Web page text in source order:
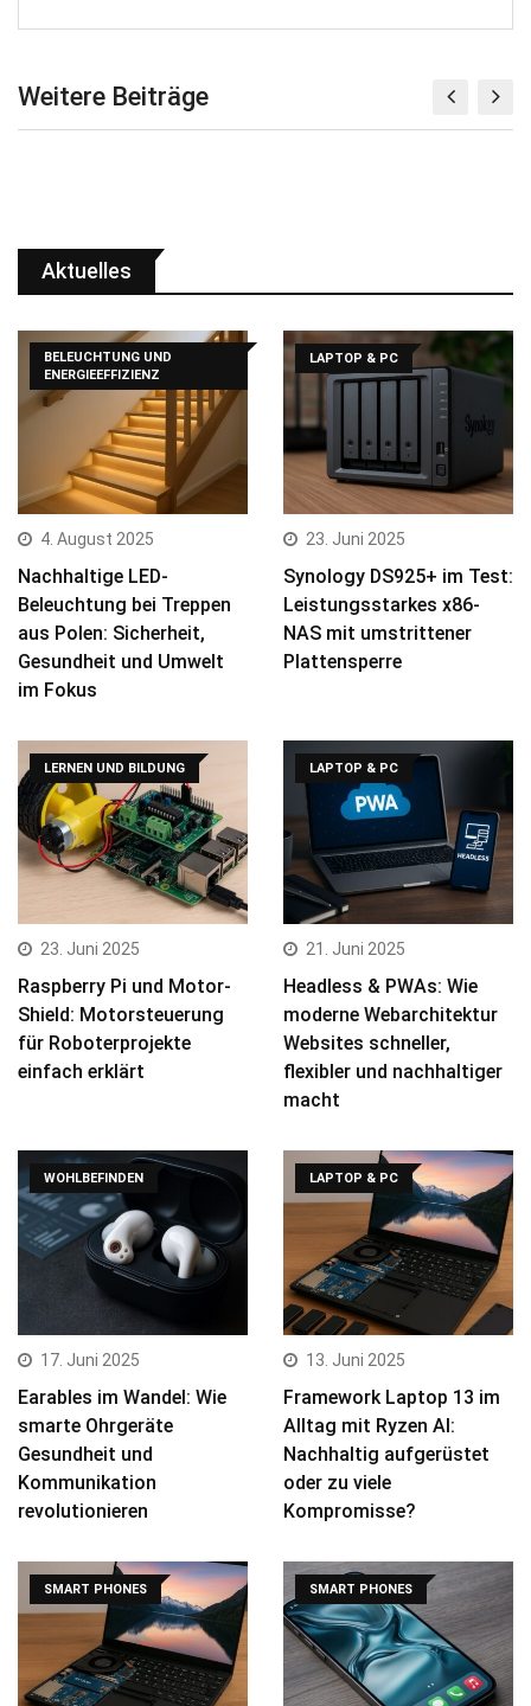
Weitere Beiträge
Aktuelles
BELEUCHTUNG UND
ENERGIEEFFIZIENZ
4. August 2025
Nachhaltige LED-
Beleuchtung bei Treppen
aus Polen: Sicherheit,
Gesundheit und Umwelt
im Fokus
LAPTOP & PC
23. Juni 2025
Synology DS925+ im Test:
Leistungsstarkes x86-
NAS mit umstrittener
Plattensperre
LERNEN UND BILDUNG
23. Juni 2025
Raspberry Pi und Motor-
Shield: Motorsteuerung
für Roboterprojekte
einfach erklärt
LAPTOP & PC
21. Juni 2025
Headless & PWAs: Wie
moderne Webarchitektur
Websites schneller,
flexibler und nachhaltiger
macht
WOHLBEFINDEN
17. Juni 2025
Earables im Wandel: Wie
smarte Ohrgeräte
Gesundheit und
Kommunikation
revolutionieren
LAPTOP & PC
13. Juni 2025
Framework Laptop 13 im
Alltag mit Ryzen AI:
Nachhaltig aufgerüstet
oder zu viele
Kompromisse?
SMART PHONES SMART PHONES